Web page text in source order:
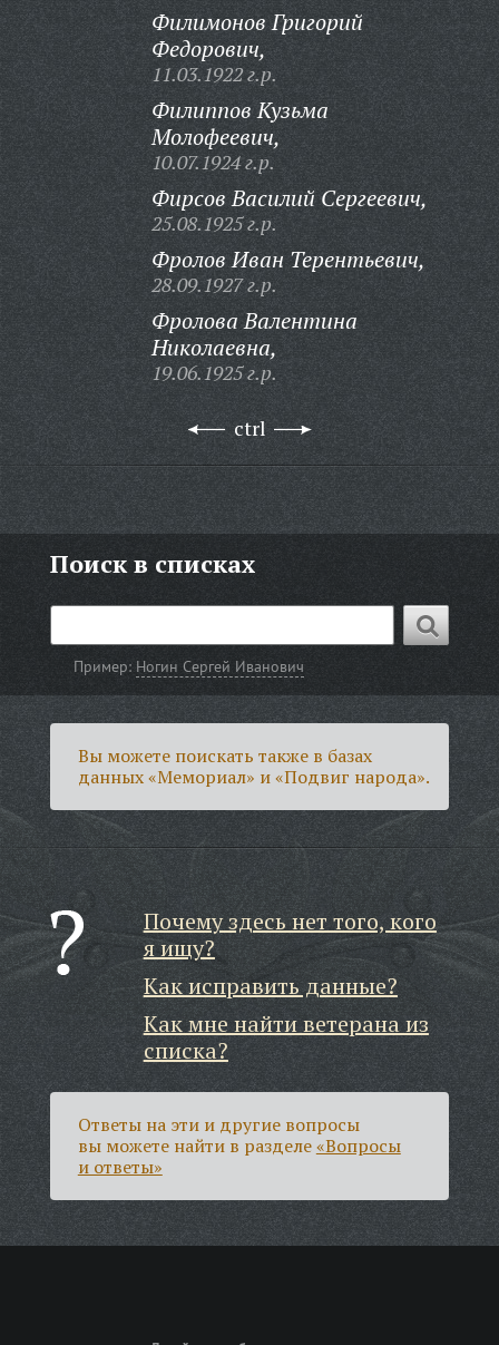
Филимонов Григорий
Федорович,
11.03.1922 г.р.
Филиппов Кузьма
Молофеевич,
10.07.1924 г.р.
Фирсов Василий Сергеевич,
25.08.1925 г.р.
Фролов Иван Терентьевич,
28.09.1927 г.р.
Фролова Валентина
Николаевна,
19.06.1925 г.р.
ctrl
Поиск в списках
Пример: Ногин Сергей Иванович
Вы можете поискать также в базах
данных «Мемориал» и «Подвиг народа».
Почему здесь нет того, кого
я ищу?
Как исправить данные?
Как мне найти ветерана из
списка?
Ответы на эти и другие вопросы
вы можете найти в разделе«Вопросы
и ответы»